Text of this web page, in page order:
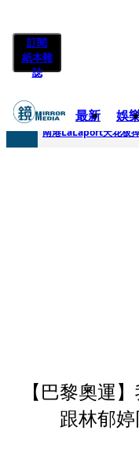
訂閱
紙本雜
誌
最新 娛
快訊
【巴黎奧運
跟林郁